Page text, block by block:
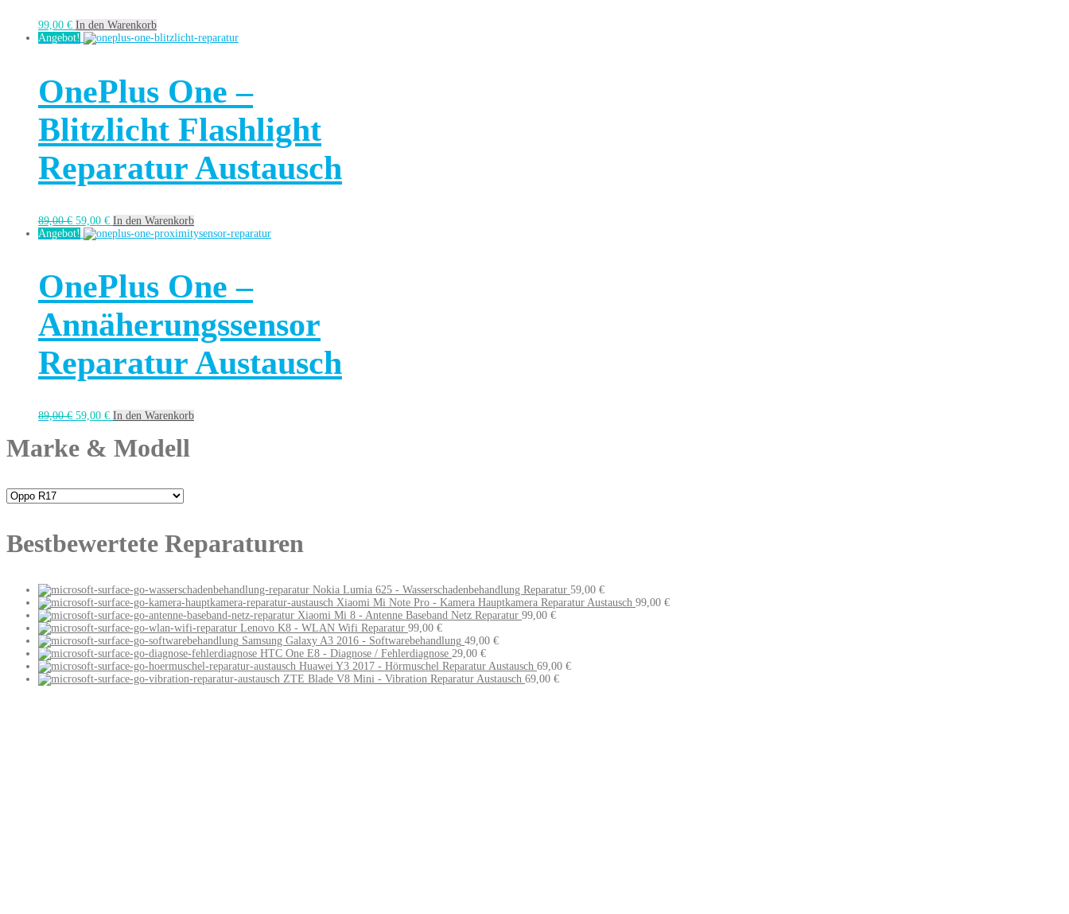
99,00 € In den Warenkorb
Angebot!
OnePlus One –
Blitzlicht Flashlight
Reparatur Austausch
89,00€ 59,00 € In den Warenkorb
Angebot!
OnePlus One –
Annäherungssensor
Reparatur Austausch
89,00€ 59,00 € In den Warenkorb
Marke & Modell
Bestbewertete Reparaturen
Nokia Lumia 625 - Wasserschadenbehandlung Reparatur 59,00 €
Xiaomi Mi Note Pro - Kamera Hauptkamera Reparatur Austausch 99,00 €
Xiaomi Mi 8 - Antenne Baseband Netz Reparatur 99,00 €
Lenovo K8 - WLAN Wifi Reparatur 99,00 €
Samsung Galaxy A3 2016 - Softwarebehandlung 49,00 €
HTC One E8 - Diagnose / Fehlerdiagnose 29,00 €
Huawei Y3 2017 - Hörmuschel Reparatur Austausch 69,00 €
ZTE Blade V8 Mini - Vibration Reparatur Austausch 69,00 €